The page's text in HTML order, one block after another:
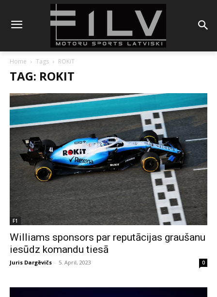
Home Tags ROKiT
TAG: ROKIT
F1
Williams sponsors par reputācijas graušanu
iesūdz komandu tiesā
Juris Dargēvičs - 5. April, 2023 0